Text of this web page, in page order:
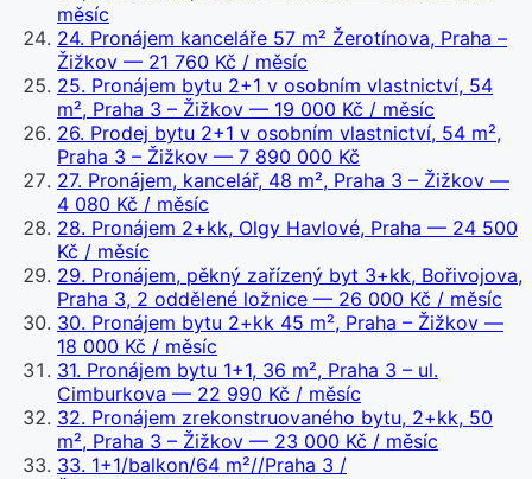
měsíc
24. Pronájem kanceláře 57 m² Žerotínova, Praha –
Žižkov — 21 760 Kč / měsíc
25. Pronájem bytu 2+1 v osobním vlastnictví, 54
m², Praha 3 – Žižkov — 19 000 Kč / měsíc
26. Prodej bytu 2+1 v osobním vlastnictví, 54 m²,
Praha 3 – Žižkov — 7 890 000 Kč
27. Pronájem, kancelář, 48 m², Praha 3 – Žižkov —
4 080 Kč / měsíc
28. Pronájem 2+kk, Olgy Havlové, Praha — 24 500
Kč / měsíc
29. Pronájem, pěkný zařízený byt 3+kk, Bořivojova,
Praha 3, 2 oddělené ložnice — 26 000 Kč / měsíc
30. Pronájem bytu 2+kk 45 m², Praha – Žižkov —
18 000 Kč / měsíc
31. Pronájem bytu 1+1, 36 m², Praha 3 – ul.
Cimburkova — 22 990 Kč / měsíc
32. Pronájem zrekonstruovaného bytu, 2+kk, 50
m², Praha 3 – Žižkov — 23 000 Kč / měsíc
33. 1+1/balkon/64 m²//Praha 3 /